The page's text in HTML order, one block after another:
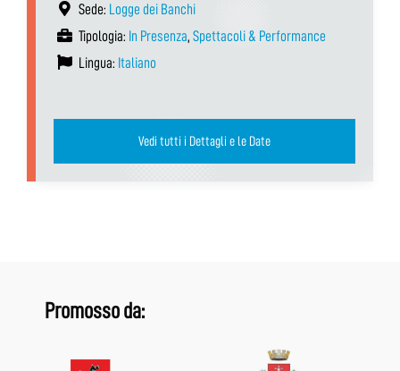
Sede: Logge dei Banchi
Tipologia: In Presenza, Spettacoli & Performance
Lingua: Italiano
Vedi tutti i Dettagli e le Date
Promosso da: